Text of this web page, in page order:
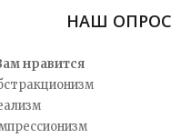
НАШ ОПРОС
нравится